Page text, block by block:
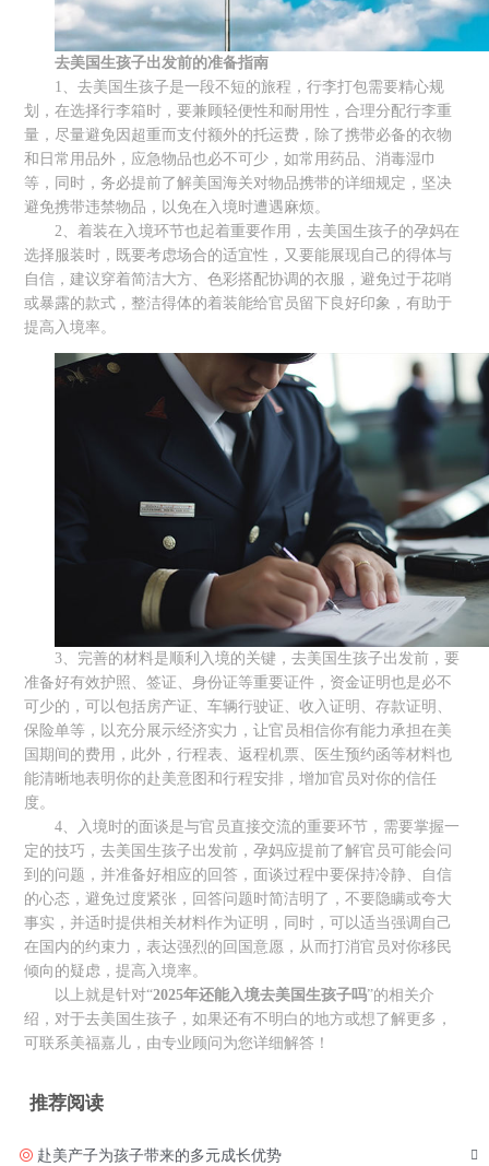
去美国生孩子出发前的准备指南
1、去美国生孩子是一段不短的旅程，行李打包需要精心规
划，在选择行李箱时，要兼顾轻便性和耐用性，合理分配行李重
量，尽量避免因超重而支付额外的托运费，除了携带必备的衣物
和日常用品外，应急物品也必不可少，如常用药品、消毒湿巾
等，同时，务必提前了解美国海关对物品携带的详细规定，坚决
避免携带违禁物品，以免在入境时遭遇麻烦。
2、着装在入境环节也起着重要作用，去美国生孩子的孕妈在
选择服装时，既要考虑场合的适宜性，又要能展现自己的得体与
自信，建议穿着简洁大方、色彩搭配协调的衣服，避免过于花哨
或暴露的款式，整洁得体的着装能给官员留下良好印象，有助于
提高入境率。
3、完善的材料是顺利入境的关键，去美国生孩子出发前，要
准备好有效护照、签证、身份证等重要证件，资金证明也是必不
可少的，可以包括房产证、车辆行驶证、收入证明、存款证明、
保险单等，以充分展示经济实力，让官员相信你有能力承担在美
国期间的费用，此外，行程表、返程机票、医生预约函等材料也
能清晰地表明你的赴美意图和行程安排，增加官员对你的信任
度。
4、入境时的面谈是与官员直接交流的重要环节，需要掌握一
定的技巧，去美国生孩子出发前，孕妈应提前了解官员可能会问
到的问题，并准备好相应的回答，面谈过程中要保持冷静、自信
的心态，避免过度紧张，回答问题时简洁明了，不要隐瞒或夸大
事实，并适时提供相关材料作为证明，同时，可以适当强调自己
在国内的约束力，表达强烈的回国意愿，从而打消官员对你移民
倾向的疑虑，提高入境率。
以上就是针对“2025年还能入境去美国生孩子吗”的相关介
绍，对于去美国生孩子，如果还有不明白的地方或想了解更多，
可联系美福嘉儿，由专业顾问为您详细解答！
推荐阅读
赴美产子为孩子带来的多元成长优势